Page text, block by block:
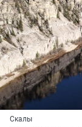
Скалы